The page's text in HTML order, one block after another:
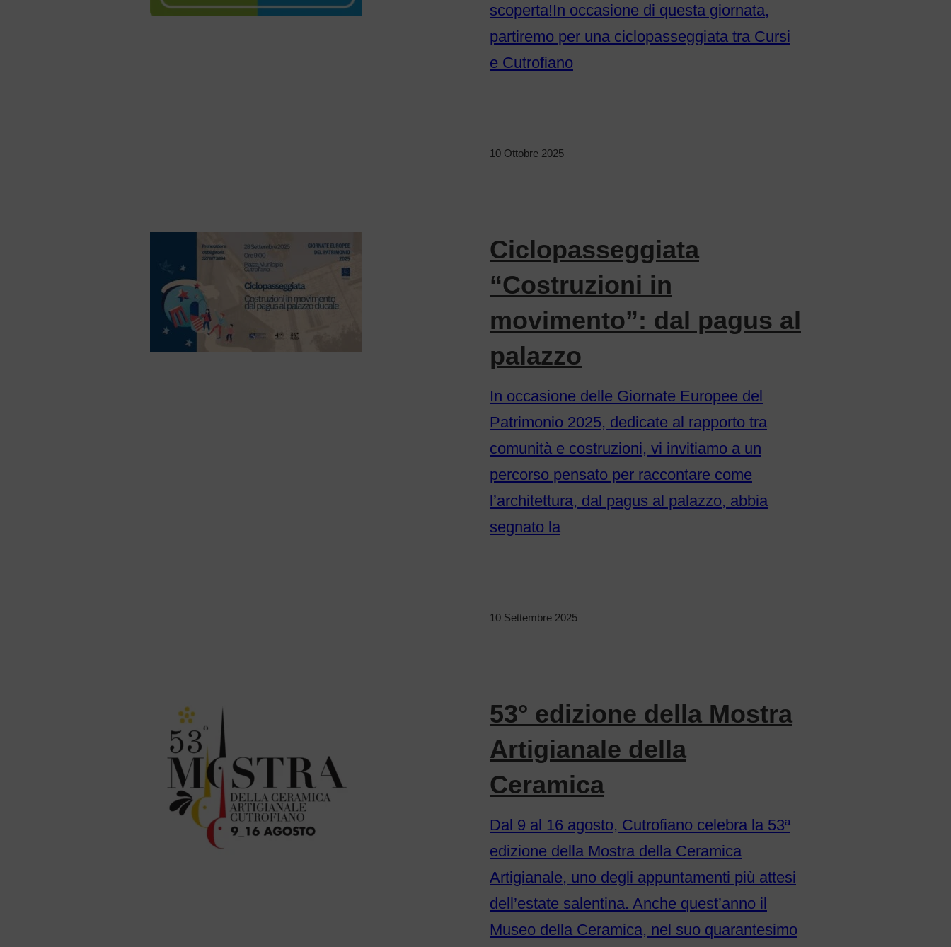
scoperta!In occasione di questa giornata,
partiremo per una ciclopasseggiata tra Cursi
e Cutrofiano
10 Ottobre 2025
Ciclopasseggiata
“Costruzioni in
movimento”: dal pagus al
palazzo
In occasione delle Giornate Europee del
Patrimonio 2025, dedicate al rapporto tra
comunità e costruzioni, vi invitiamo a un
percorso pensato per raccontare come
l’architettura, dal pagus al palazzo, abbia
segnato la
10 Settembre 2025
53° edizione della Mostra
Artigianale della
Ceramica
Dal 9 al 16 agosto, Cutrofiano celebra la 53ª
edizione della Mostra della Ceramica
Artigianale, uno degli appuntamenti più attesi
dell’estate salentina. Anche quest’anno il
Museo della Ceramica, nel suo quarantesimo